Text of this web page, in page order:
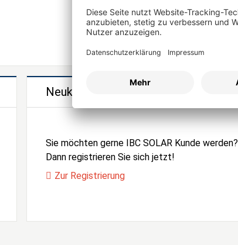
Neukunden Registrierung
Sie möchten gerne IBC SOLAR Kunde werden?
Dann registrieren Sie sich jetzt!
Zur Registrierung